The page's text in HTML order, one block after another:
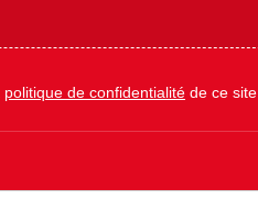
politique de confidentialité de ce site